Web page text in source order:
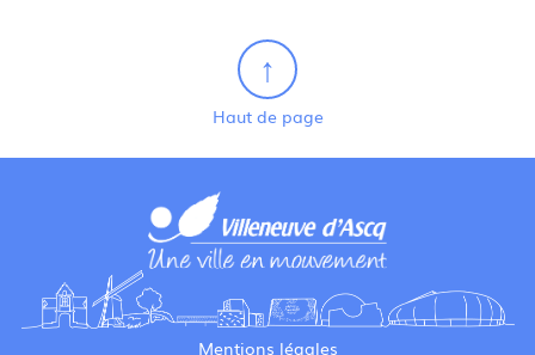
Haut de page
Mentions légales